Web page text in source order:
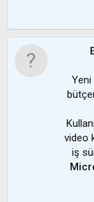
Yeni
video
iş